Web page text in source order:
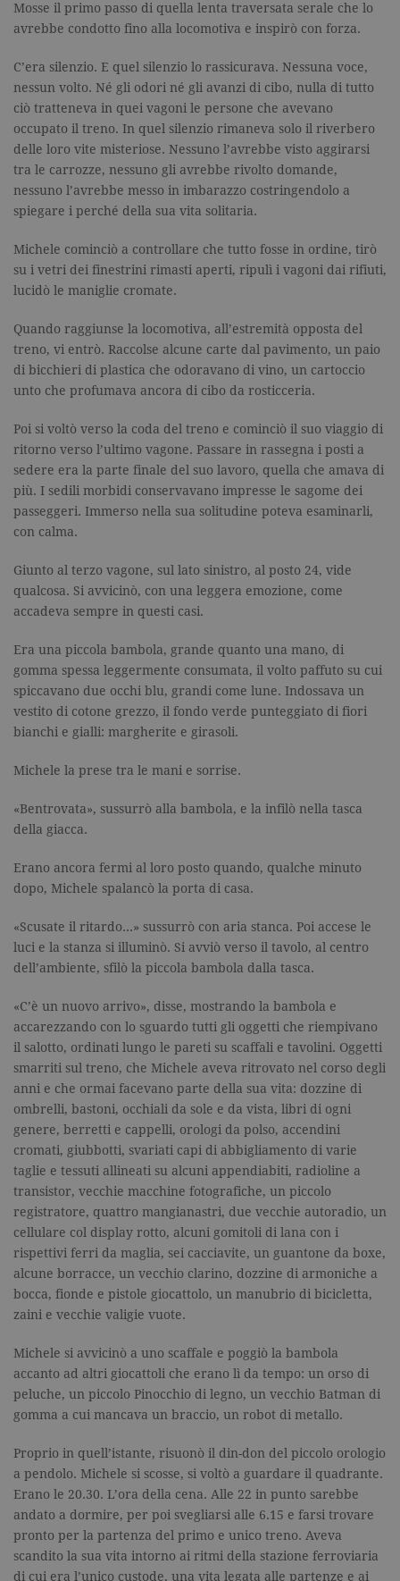
Mosse il primo passo di quella lenta traversata serale che lo
avrebbe condotto fino alla locomotiva e inspirò con forza.
C’era silenzio. E quel silenzio lo rassicurava. Nessuna voce,
nessun volto. Né gli odori né gli avanzi di cibo, nulla di tutto
ciò tratteneva in quei vagoni le persone che avevano
occupato il treno. In quel silenzio rimaneva solo il riverbero
delle loro vite misteriose. Nessuno l’avrebbe visto aggirarsi
tra le carrozze, nessuno gli avrebbe rivolto domande,
nessuno l’avrebbe messo in imbarazzo costringendolo a
spiegare i perché della sua vita solitaria.
Michele cominciò a controllare che tutto fosse in ordine, tirò
su i vetri dei finestrini rimasti aperti, ripulì i vagoni dai rifiuti,
lucidò le maniglie cromate.
Quando raggiunse la locomotiva, all’estremità opposta del
treno, vi entrò. Raccolse alcune carte dal pavimento, un paio
di bicchieri di plastica che odoravano di vino, un cartoccio
unto che profumava ancora di cibo da rosticceria.
Poi si voltò verso la coda del treno e cominciò il suo viaggio di
ritorno verso l’ultimo vagone. Passare in rassegna i posti a
sedere era la parte finale del suo lavoro, quella che amava di
più. I sedili morbidi conservavano impresse le sagome dei
passeggeri. Immerso nella sua solitudine poteva esaminarli,
con calma.
Giunto al terzo vagone, sul lato sinistro, al posto 24, vide
qualcosa. Si avvicinò, con una leggera emozione, come
accadeva sempre in questi casi.
Era una piccola bambola, grande quanto una mano, di
gomma spessa leggermente consumata, il volto paffuto su cui
spiccavano due occhi blu, grandi come lune. Indossava un
vestito di cotone grezzo, il fondo verde punteggiato di fiori
bianchi e gialli: margherite e girasoli.
Michele la prese tra le mani e sorrise.
«Bentrovata», sussurrò alla bambola, e la infilò nella tasca
della giacca.
Erano ancora fermi al loro posto quando, qualche minuto
dopo, Michele spalancò la porta di casa.
«Scusate il ritardo…» sussurrò con aria stanca. Poi accese le
luci e la stanza si illuminò. Si avviò verso il tavolo, al centro
dell’ambiente, sfilò la piccola bambola dalla tasca.
«C’è un nuovo arrivo», disse, mostrando la bambola e
accarezzando con lo sguardo tutti gli oggetti che riempivano
il salotto, ordinati lungo le pareti su scaffali e tavolini. Oggetti
smarriti sul treno, che Michele aveva ritrovato nel corso degli
anni e che ormai facevano parte della sua vita: dozzine di
ombrelli, bastoni, occhiali da sole e da vista, libri di ogni
genere, berretti e cappelli, orologi da polso, accendini
cromati, giubbotti, svariati capi di abbigliamento di varie
taglie e tessuti allineati su alcuni appendiabiti, radioline a
transistor, vecchie macchine fotografiche, un piccolo
registratore, quattro mangianastri, due vecchie autoradio, un
cellulare col display rotto, alcuni gomitoli di lana con i
rispettivi ferri da maglia, sei cacciavite, un guantone da boxe,
alcune borracce, un vecchio clarino, dozzine di armoniche a
bocca, fionde e pistole giocattolo, un manubrio di bicicletta,
zaini e vecchie valigie vuote.
Michele si avvicinò a uno scaffale e poggiò la bambola
accanto ad altri giocattoli che erano lì da tempo: un orso di
peluche, un piccolo Pinocchio di legno, un vecchio Batman di
gomma a cui mancava un braccio, un robot di metallo.
Proprio in quell’istante, risuonò il din-don del piccolo orologio
a pendolo. Michele si scosse, si voltò a guardare il quadrante.
Erano le 20.30. L’ora della cena. Alle 22 in punto sarebbe
andato a dormire, per poi svegliarsi alle 6.15 e farsi trovare
pronto per la partenza del primo e unico treno. Aveva
scandito la sua vita intorno ai ritmi della stazione ferroviaria
di cui era l’unico custode, una vita legata alle partenze e ai